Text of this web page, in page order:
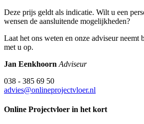
Deze prijs geldt als indicatie. Wilt u een
wensen de aansluitende mogelijkheden?
Laat het ons weten en onze adviseur neemt
met u op.
Jan Eenkhoorn Adviseur
038 - 385 69 50
advies@onlineprojectvloer.nl
Online Projectvloer in het kort